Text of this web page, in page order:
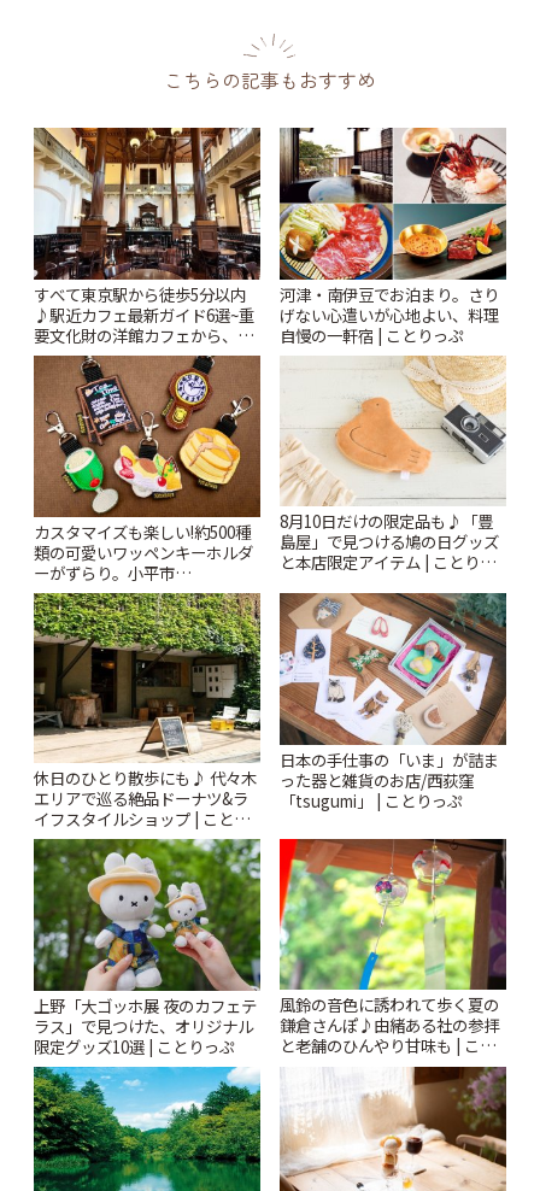
こちらの記事もおすすめ
すべて東京駅から徒歩5分以内
♪駅近カフェ最新ガイド6選~重
要文化財の洋館カフェから、改
札すぐのレトロ喫茶まで~ | こと
りっぷ
河津・南伊豆でお泊まり。さり
げない心遣いが心地よい、料理
自慢の一軒宿 | ことりっぷ
カスタマイズも楽しい!約500種
類の可愛いワッペンキーホルダ
ーがずらり。小平市
「Kimamaya T&K」 | ことりっ
ぷ
8月10日だけの限定品も♪「豊
島屋」で見つける鳩の日グッズ
と本店限定アイテム | ことりっ
休日のひとり散歩にも♪ 代々木
エリアで巡る絶品ドーナツ&ラ
イフスタイルショップ | ことり
っぷ
日本の手仕事の「いま」が詰ま
った器と雑貨のお店/西荻窪
「tsugumi」 | ことりっぷ
上野「大ゴッホ展 夜のカフェテ
ラス」で見つけた、オリジナル
限定グッズ10選 | ことりっぷ
風鈴の音色に誘われて歩く夏の
鎌倉さんぽ♪由緒ある社の参拝
と老舗のひんやり甘味も | こと
りっぷ